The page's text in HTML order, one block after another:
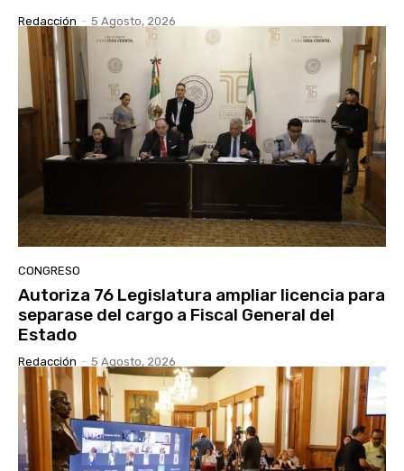
Redacción - 5 Agosto, 2026
CONGRESO
Autoriza 76 Legislatura ampliar licencia para
separase del cargo a Fiscal General del
Estado
Redacción - 5 Agosto, 2026